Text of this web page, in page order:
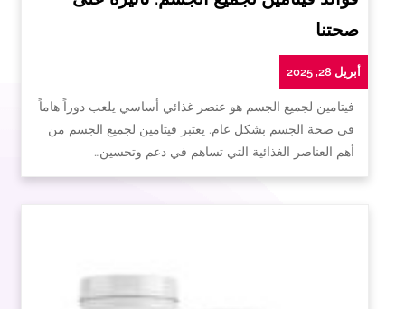
صحتنا
أبريل 28, 2025
فيتامين لجميع الجسم هو عنصر غذائي أساسي يلعب دوراً هاماً
في صحة الجسم بشكل عام. يعتبر فيتامين لجميع الجسم من
أهم العناصر الغذائية التي تساهم في دعم وتحسين…